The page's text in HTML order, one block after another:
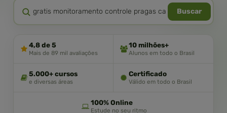
Buscar
4,8 de 5
Mais de 89 mil avaliações
10 milhões+
Alunos em todo o Brasil
5.000+ cursos
e diversas áreas
Certificado
Válido em todo o Brasil
100% Online
Estude no seu ritmo